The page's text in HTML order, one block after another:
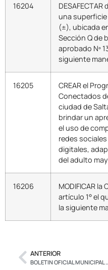
16204
una superficie
(±), ubicada
Sección Q de
aprobado Nº
siguiente
16205
CREAR el
Conectados
ciudad de
brindar un
el uso de
redes
digitales,
del adulto
16206
MODIFICAR la
artículo 1° el
la siguiente
ANTERIOR
BOLETIN OFICIAL